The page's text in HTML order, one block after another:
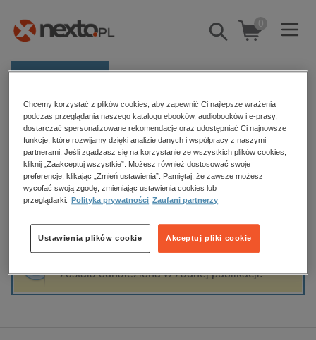
Pokaż/schowaj
wyszukiwarkę
0
E-prasa
Kategorie
Zobacz wszystkie E-prasa
budownictwo, aranżacja wnętrz
biznesowe, branżowe, gospodarka
edukacja
hobby, sport, rozrywka
komputery, internet, technologie, informatyka
Strona główna Tomasz Michał Korczyński
Tomasz Michał Korczyński
Sortowanie Filtrowanie
została odnaleziona w żadnej publikacji.
Chcemy korzystać z plików cookies, aby zapewnić Ci najlepsze wrażenia
podczas przeglądania naszego katalogu ebooków, audiobooków i e-prasy,
dostarczać spersonalizowane rekomendacje oraz udostępniać Ci najnowsze
funkcje, które rozwijamy dzięki analizie danych i współpracy z naszymi
partnerami. Jeśli zgadzasz się na korzystanie ze wszystkich plików cookies,
kliknij „Zaakceptuj wszystkie”. Możesz również dostosować swoje
preferencje, klikając „Zmień ustawienia”. Pamiętaj, że zawsze możesz
wycofać swoją zgodę, zmieniając ustawienia cookies lub
przeglądarki.
Polityka prywatności Zaufani partnerzy
Akceptuj pliki cookie
Ustawienia plików cookie